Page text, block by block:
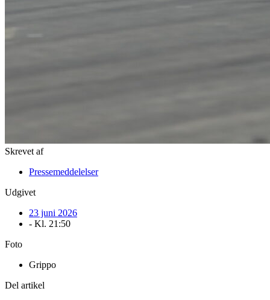
Skrevet af
Pressemeddelelser
Udgivet
23 juni 2026
- Kl. 21:50
Foto
Grippo
Del artikel